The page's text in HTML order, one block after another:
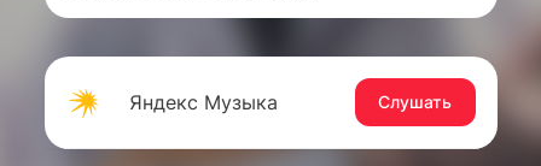
Яндекс Музыка Слушать